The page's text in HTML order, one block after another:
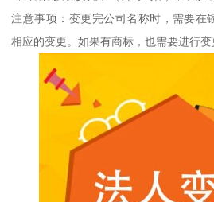
注意事项：变更完公司名称时，需要在
相应的变更。如果有商标，也需要进行变